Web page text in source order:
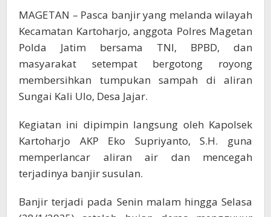
MAGETAN – Pasca banjir yang melanda wilayah
Kecamatan Kartoharjo, anggota Polres Magetan
Polda Jatim bersama TNI, BPBD, dan
masyarakat setempat bergotong royong
membersihkan tumpukan sampah di aliran
Sungai Kali Ulo, Desa Jajar.
Kegiatan ini dipimpin langsung oleh Kapolsek
Kartoharjo AKP Eko Supriyanto, S.H. guna
memperlancar aliran air dan mencegah
terjadinya banjir susulan.
Banjir terjadi pada Senin malam hingga Selasa